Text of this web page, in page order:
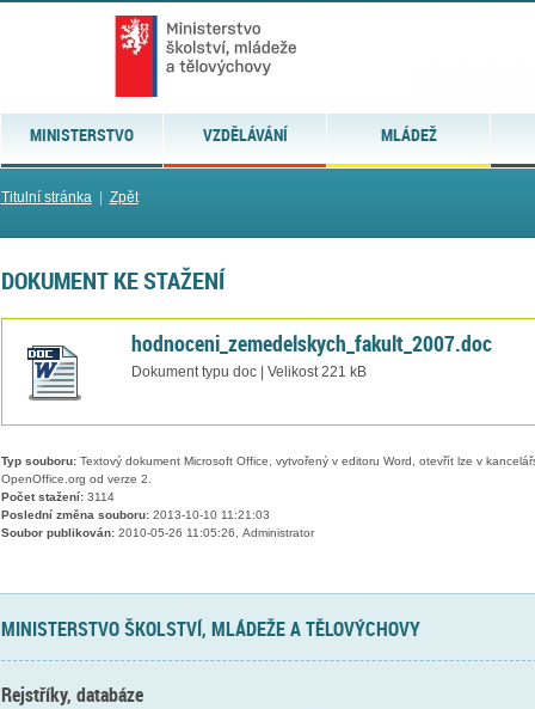
MINISTERSTVO VZDĚLÁVÁNÍ MLÁDEŽ
Titulní stránka| Zpět
DOKUMENT KE STAŽENÍ
hodnoceni_zemedelskych_fakult_2007.doc
Dokument typu doc | Velikost 221 kB
Typ souboru:Textový dokument Microsoft Office, vytvořený v editoru Word, otevřít lze v
OpenOffice.org od verze 2.
Počet stažení:3114
Poslední změna souboru:2013-10-10 11:21:03
Soubor publikován:2010-05-26 11:05:26, Administrator
MINISTERSTVO ŠKOLSTVÍ, MLÁDEŽE A TĚLOVÝCHOVY
Rejstříky, databáze